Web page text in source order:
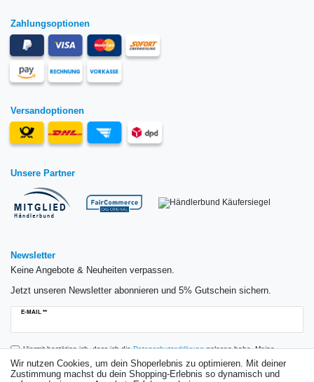
Zahlungsoptionen
Versandoptionen
Unsere Partner
Newsletter
Keine Angebote & Neuheiten verpassen.
Jetzt unseren Newsletter abonnieren und 5% Gutschein sichern.
E-MAIL **
Newsletter
Hiermit bestätige ich, dass ich dieDaten­schutz­erklärunggelesen habe. Meine
Einwilligung kann ich jederzeit widerrufen.**
Wir nutzen Cookies, um dein Shoperlebnis zu optimieren. Mit deiner
Zustimmung machst du dein Shopping-Erlebnis so dynamisch und